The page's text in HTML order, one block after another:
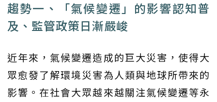
趨勢一、「氣候變遷」的影響認知普
及、監管政策日漸嚴峻
近年來，氣候變遷造成的巨大災害，使得大
眾愈發了解環境災害為人類與地球所帶來的
影響。在社會大眾越來越關注氣候變遷等永